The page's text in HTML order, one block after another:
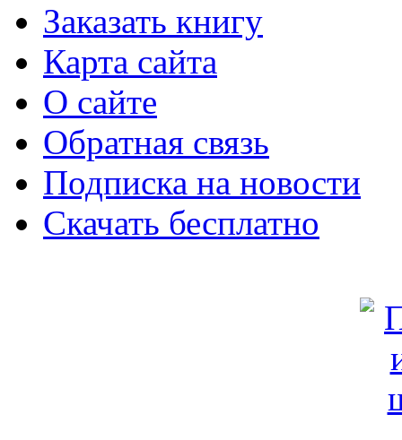
Заказать книгу
Карта сайта
О сайте
Обратная связь
Подписка на новости
Скачать бесплатно